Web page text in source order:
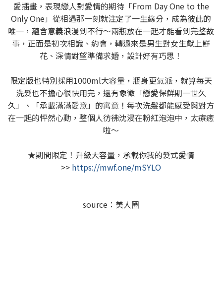
愛插畫，表現戀人對愛情的期待「From Day One to the
Only One」從相遇那一刻就注定了一生緣分，成為彼此的
唯一，蘊含意義浪漫到不行～兩瓶放在一起才能看到完整故
事，正面是初次相識、約會，轉過來是男生對女生獻上鮮
花、深情對望準備求婚，設計好有巧思！
限定版也特別採用1000ml大容量，瓶身更氣派，就算每天
洗髮也不擔心很快用完，還有象徵「戀愛保鮮期一世久
久」、「承載滿滿愛意」的寓意！每次洗髮都能感受與對方
在一起的怦然心動，整個人彷彿沈浸在粉紅泡泡中，太療癒
啦～
★期間限定！升級大容量，承載你我的髮式愛情
>> https://mwf.one/mSYLO
source：美人圈